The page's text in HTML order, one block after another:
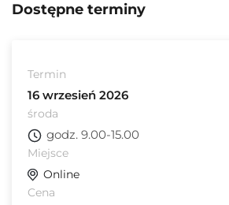
Dostępne terminy
Termin
16 wrzesień 2026
środa
godz. 9.00-15.00
Miejsce
Online
Cena